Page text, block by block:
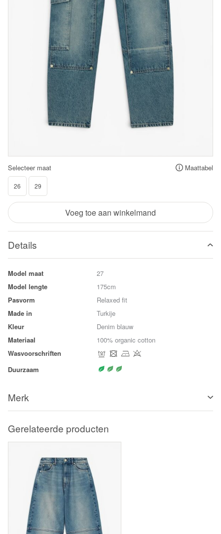
Selecteer maat Maattabel
26 29
Voeg toe aan winkelmand
Details
Model maat
27
Model lengte
175cm
Pasvorm
Relaxed fit
Made in
Turkije
Kleur
Denim blauw
Materiaal
100% organic cotton
Wasvoorschriften
Duurzaam
Merk
Gerelateerde producten